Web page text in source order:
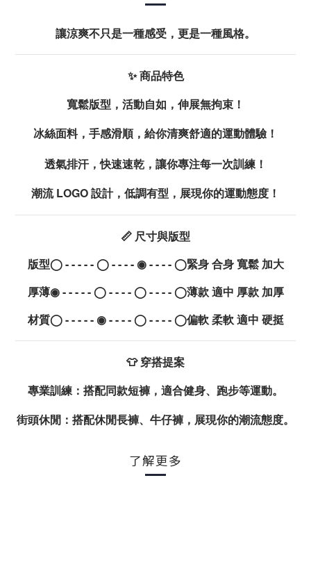
讓涼爽不只是一種感受，更是一種風格。
✨ 商品特色
寬鬆版型，活動自如，伸展無拘束！
冰絲面料，手感滑順，給你清爽舒適的運動體驗！
透氣排汗，快速速乾，讓你專注每一次訓練！
潮流 LOGO 設計，低調有型，展現你的運動態度！
📏 尺寸與版型
版型◯ - - - - - ◯ - - - - ◉- - - - ◯緊身 合身寬鬆加大
厚薄◉- - - - - ◯ - - - - ◯ - - - - ◯薄款適中 厚款 加厚
材質◯ - - - - - ◉- - - - ◯ - - - - ◯偏軟柔軟適中 硬挺
👕 穿搭提案
專業訓練：搭配同款短褲，適合健身、跑步等運動。
街頭休閒 ：搭配休閒長褲、牛仔褲，展現你的潮流態度。
了解更多